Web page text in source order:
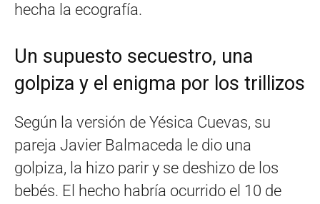
hecha la ecografía.
Un supuesto secuestro, una
golpiza y el enigma por los trillizos
Según la versión de Yésica Cuevas, su
pareja Javier Balmaceda le dio una
golpiza, la hizo parir y se deshizo de los
bebés. El hecho habría ocurrido el 10 de